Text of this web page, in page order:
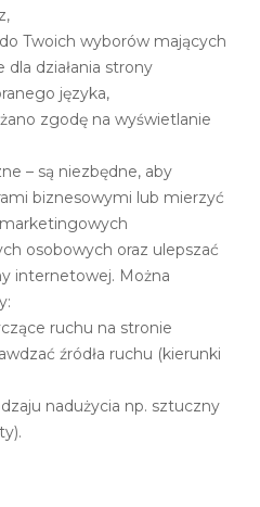
Twoich wyborów mających
działania strony
języka,
zgodę na wyświetlanie
– są niezbędne, aby
biznesowymi lub mierzyć
osobowych oraz ulepszać
internetowej. Można
ruchu na stronie
źródła ruchu (kierunki
nadużycia np. sztuczny